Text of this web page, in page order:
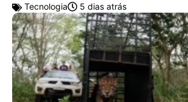
Tecnologia 5 dias atrás